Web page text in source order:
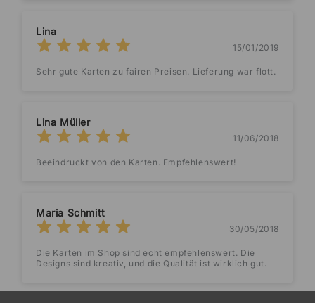
Lina
15/01/2019
Sehr gute Karten zu fairen Preisen. Lieferung war flott.
Lina Müller
11/06/2018
Beeindruckt von den Karten. Empfehlenswert!
Maria Schmitt
30/05/2018
Die Karten im Shop sind echt empfehlenswert. Die
Designs sind kreativ, und die Qualität ist wirklich gut.